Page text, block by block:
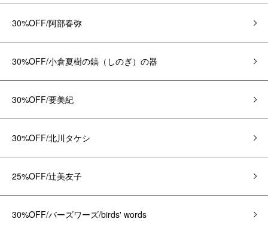
30%OFF/阿部春弥
30%OFF/小倉夏樹の鎬（しのぎ）の器
30%OFF/要美紀
30%OFF/北川タケシ
25%OFF/辻美友子
30%OFF/バーズワーズ/birds' words